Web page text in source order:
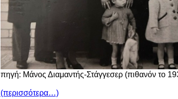
πηγή: Μάνος Διαμαντής-Στάγγεσερ (πιθανόν το
(περισσότερα…)